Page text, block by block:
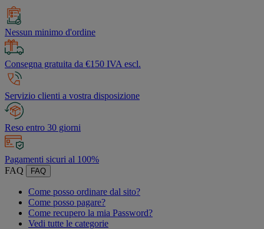
Nessun minimo d'ordine
Consegna gratuita da €150 IVA escl.
Servizio clienti a vostra disposizione
Reso entro 30 giorni
Pagamenti sicuri al 100%
FAQ
FAQ
Come posso ordinare dal sito?
Come posso pagare?
Come recupero la mia Password?
Vedi tutte le categorie